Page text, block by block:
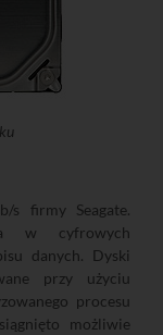
s firmy Seagate.
w cyfrowych
danych. Dyski
przy użyciu
procesu
możliwie